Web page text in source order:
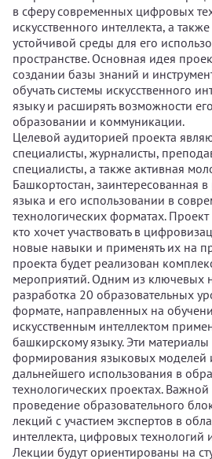
в сферу современных цифровых
искусственного интеллекта, а
устойчивой среды для его
пространстве. Основная идея
создании базы знаний и
обучать системы искусственного
языку и расширять возможности
образовании и коммуникации.
Целевой аудиторией проекта
специалисты, журналисты,
специалисты, а также активная
Башкортостан, заинтересованная
языка и его использовании в
технологических форматах.
кто хочет участвовать в
новые навыки и применять их на
проекта будет реализован
мероприятий. Одним из ключевых
разработка 20 образовательных
формате, направленных на
искусственным интеллектом
башкирскому языку. Эти материалы
формирования языковых моделей
дальнейшего использования в
технологических проектах. Важной
проведение образовательного
лекций с участием экспертов в
интеллекта, цифровых технологий
Лекции будут ориентированы на